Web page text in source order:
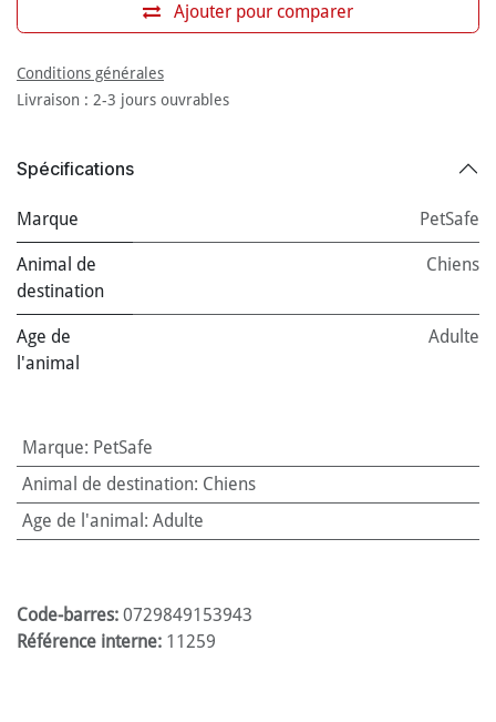
Ajouter pour comparer
Conditions générales
Livraison : 2-3 jours ouvrables
Spécifications
Marque PetSafe
Animal de
destination
Chiens
Age de
l'animal
Adulte
Marque: PetSafe
Animal de destination: Chiens
Age de l'animal : Adulte
Code-barres: 0729849153943
Référence interne: 11259